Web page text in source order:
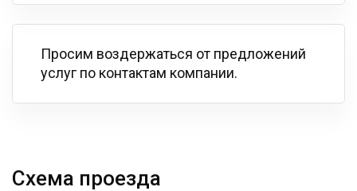
Просим воздержаться от предложений
услуг по контактам компании.
Схема проезда